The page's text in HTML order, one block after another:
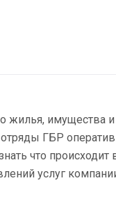
жилья, имущества
ГБР
что
услуг